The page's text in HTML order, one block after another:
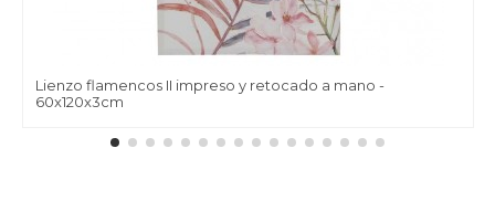
Lienzo flamencos II impreso y retocado a mano -
60x120x3cm